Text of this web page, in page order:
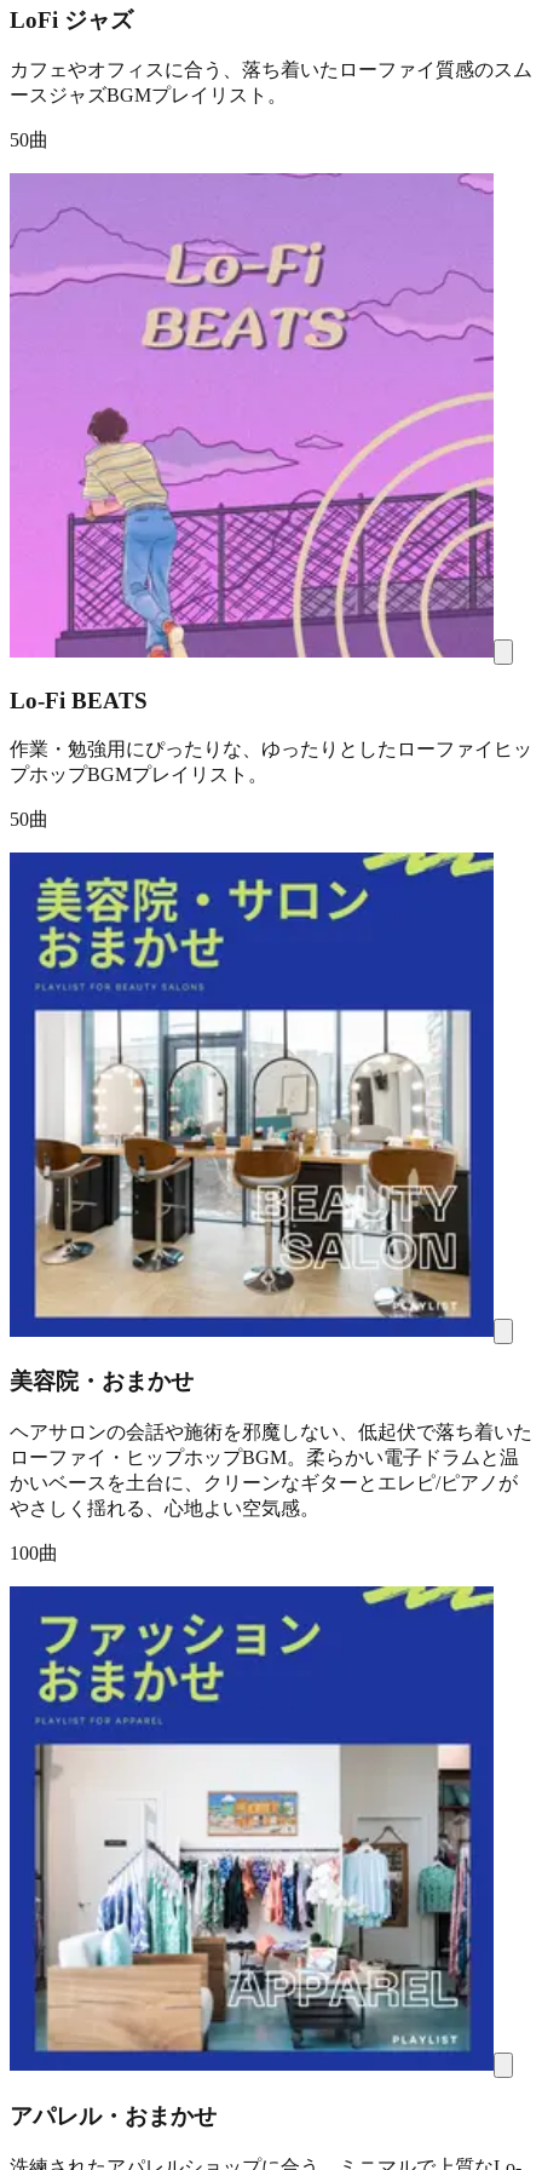
LoFi ジャズ
カフェやオフィスに合う、落ち着いたローファイ質感のスム
ースジャズBGMプレイリスト。
50曲
Lo-Fi BEATS
作業・勉強用にぴったりな、ゆったりとしたローファイヒッ
プホップBGMプレイリスト。
50曲
美容院・おまかせ
ヘアサロンの会話や施術を邪魔しない、低起伏で落ち着いた
ローファイ・ヒップホップBGM。柔らかい電子ドラムと温
かいベースを土台に、クリーンなギターとエレピ/ピアノが
やさしく揺れる、心地よい空気感。
100曲
アパレル・おまかせ